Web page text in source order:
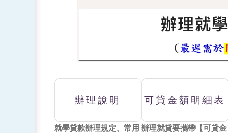
辦理說明
就學貸款辦理規定、常用
可貸金額明細表
辦理就貸要攜帶【可貸金